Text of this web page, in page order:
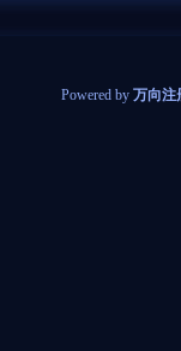
Powered by 万向注